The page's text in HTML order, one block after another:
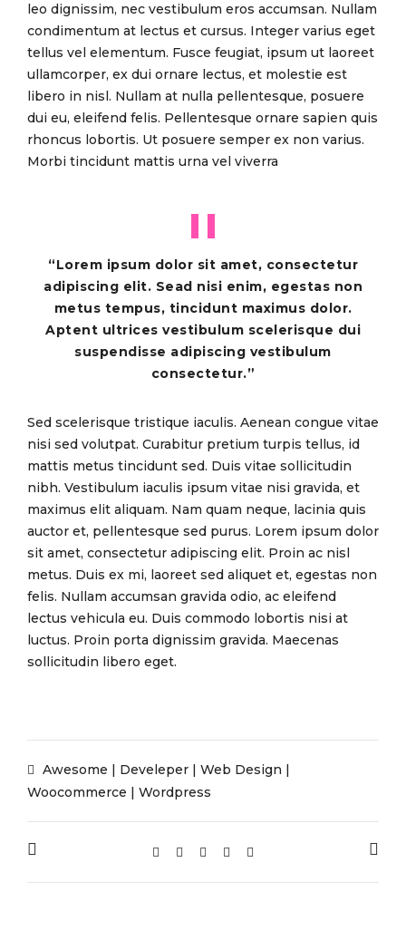
leo dignissim, nec vestibulum eros accumsan. Nullam
condimentum at lectus et cursus. Integer varius eget
tellus vel elementum. Fusce feugiat, ipsum ut laoreet
ullamcorper, ex dui ornare lectus, et molestie est
libero in nisl. Nullam at nulla pellentesque, posuere
dui eu, eleifend felis. Pellentesque ornare sapien quis
rhoncus lobortis. Ut posuere semper ex non varius.
Morbi tincidunt mattis urna vel viverra
“Lorem ipsum dolor sit amet, consectetur
adipiscing elit. Sead nisi enim, egestas non
metus tempus, tincidunt maximus dolor.
Aptent ultrices vestibulum scelerisque dui
suspendisse adipiscing vestibulum
consectetur.”
Sed scelerisque tristique iaculis. Aenean congue vitae
nisi sed volutpat. Curabitur pretium turpis tellus, id
mattis metus tincidunt sed. Duis vitae sollicitudin
nibh. Vestibulum iaculis ipsum vitae nisi gravida, et
maximus elit aliquam. Nam quam neque, lacinia quis
auctor et, pellentesque sed purus. Lorem ipsum dolor
sit amet, consectetur adipiscing elit. Proin ac nisl
metus. Duis ex mi, laoreet sed aliquet et, egestas non
felis. Nullam accumsan gravida odio, ac eleifend
lectus vehicula eu. Duis commodo lobortis nisi at
luctus. Proin porta dignissim gravida. Maecenas
sollicitudin libero eget.
Awesome | Develeper | Web Design |
Woocommerce | Wordpress